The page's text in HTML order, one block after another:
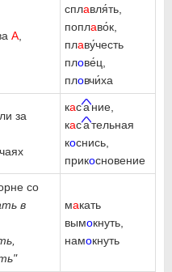
А
сплавля́ть,
поплаво́к,
плаву́честь
плове́ц,
пловчи́ха
за
касание,
касательная
коснись,
прикосновение
со
в
макать
вымокнуть,
намокнуть